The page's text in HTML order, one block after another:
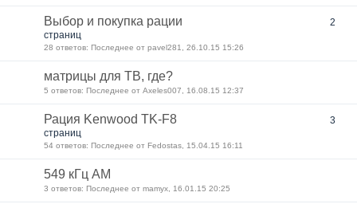
Выбор и покупка рации
2
страниц
28 ответов: Последнее от pavel281, 26.10.15 15:26
матрицы для ТВ, где?
5 ответов: Последнее от Axeles007, 16.08.15 12:37
Рация Kenwood TK-F8
3
страниц
54 ответов: Последнее от Fedostas, 15.04.15 16:11
549 кГц АМ
3 ответов: Последнее от mamyx, 16.01.15 20:25